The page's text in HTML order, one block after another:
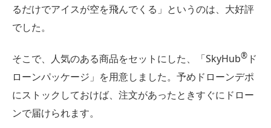
るだけでアイスが空を飛んでくる」というのは、大好評
でした。
そこで、人気のある商品をセットにした、「SkyHub®︎ ド
ローンパッケージ」を用意しました。予めドローンデポ
にストックしておけば、注文があったときすぐにドロー
ンで届けられます。